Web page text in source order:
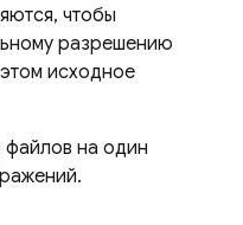
чтобы
разрешению
исходное
файлов на один